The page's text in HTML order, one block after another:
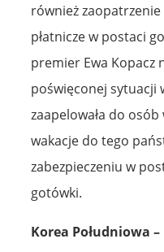
również
płatnicze w postaci
premier Ewa Kopacz
poświęconej sytuacji
zaapelowała do
wakacje do tego
zabezpieczeniu w
gotówki.
Korea Południowa